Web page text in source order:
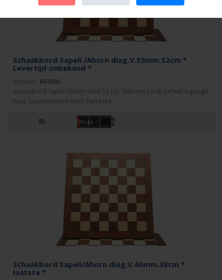
Schaakbord Sapeli /Ahorn diag.V.55mm.52cm *
Levertijd onbekend *
Artikelnr: 663006
Schaakbord Sapeli /Ahorn-hout 52 cm. Mahonie Look.Geheel ingelegd
hout, Sappeli/Ahorn-hout. Rand dia..
Week ?
Schaakbord Sapeli/Ahorn diag.V.40mm.38cm *
laatste *